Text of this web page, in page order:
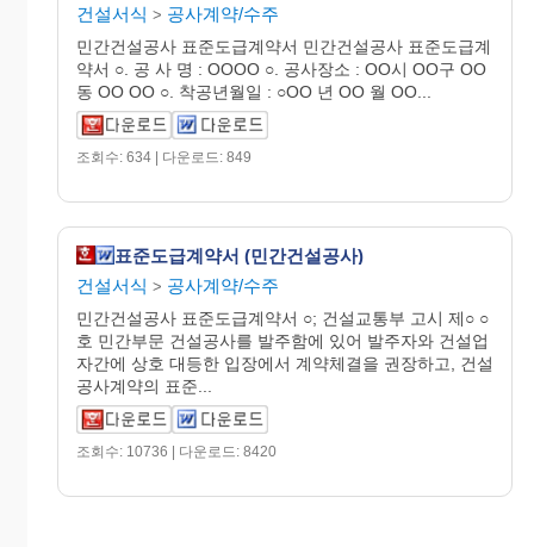
건설서식 > 공사계약/수주
민간건설공사 표준도급계약서 민간건설공사 표준도급계
약서 ○. 공 사 명 : OOOO ○. 공사장소 : OO시 OO구 OO
동 OO OO ○. 착공년월일 : ○OO 년 OO 월 OO...
조회수: 634 | 다운로드: 849
표준도급계약서 (민간건설공사)
건설서식 > 공사계약/수주
민간건설공사 표준도급계약서 ○; 건설교통부 고시 제○ ○
호 민간부문 건설공사를 발주함에 있어 발주자와 건설업
자간에 상호 대등한 입장에서 계약체결을 권장하고, 건설
공사계약의 표준...
조회수: 10736 | 다운로드: 8420